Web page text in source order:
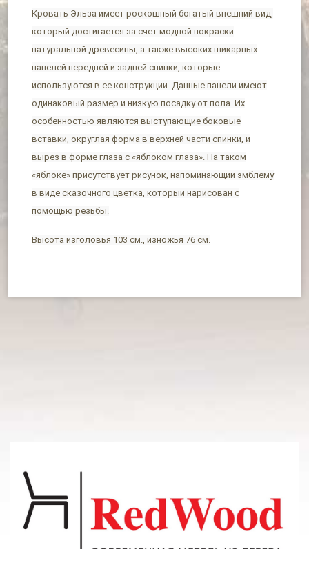
Кровать Эльза имеет роскошный богатый внешний вид,
который достигается за счет модной покраски
натуральной древесины, а также высоких шикарных
панелей передней и задней спинки, которые
используются в ее конструкции. Данные панели имеют
одинаковый размер и низкую посадку от пола. Их
особенностью являются выступающие боковые
вставки, округлая форма в верхней части спинки, и
вырез в форме глаза с «яблоком глаза». На таком
«яблоке» присутствует рисунок, напоминающий эмблему
в виде сказочного цветка, который нарисован с
помощью резьбы.
Высота изголовья 103 см., изножья 76 см.